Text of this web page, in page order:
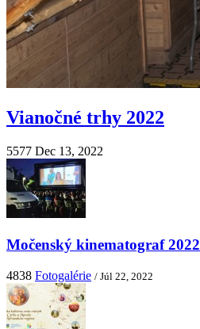
Vianočné trhy 2022
5577 Dec 13, 2022
Močenský kinematograf 2022
4838 Fotogalérie / Júl 22, 2022